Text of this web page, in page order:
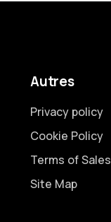
Autres
Privacy policy
Cookie Policy
Terms of Sales
Site Map